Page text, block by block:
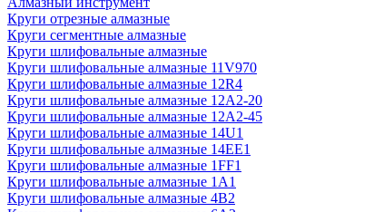
Круги отрезные алмазные
Круги сегментные алмазные
Круги шлифовальные алмазные
Круги шлифовальные алмазные 11V970
Круги шлифовальные алмазные 12R4
Круги шлифовальные алмазные 12А2-20
Круги шлифовальные алмазные 12А2-45
Круги шлифовальные алмазные 14U1
Круги шлифовальные алмазные 14ЕЕ1
Круги шлифовальные алмазные 1FF1
Круги шлифовальные алмазные 1А1
Круги шлифовальные алмазные 4В2